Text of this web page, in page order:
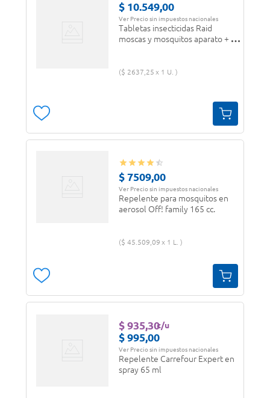
$ 10.549,00
Ver Precio sin impuestos nacionales
Tabletas insecticidas Raid
moscas y mosquitos aparato + 4
$ 2637,25 1 U.
$ 7509,00
Ver Precio sin impuestos nacionales
Repelente para mosquitos en
aerosol Off! family 165 cc.
$ 45.509,09 1 L.
$ 935,30c/u
$ 995,00
Ver Precio sin impuestos nacionales
Repelente Carrefour Expert en
spray 65 ml